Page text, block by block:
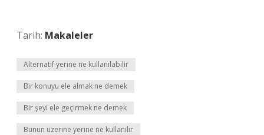
Tarih: Makaleler
Alternatif yerine ne kullanılabilir
Bir konuyu ele almak ne demek
Bir şeyi ele geçirmek ne demek
Bunun üzerine yerine ne kullanılır